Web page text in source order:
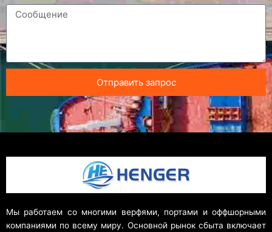
Отправить запрос
Мы работаем со многими верфями, портами и оффшорными
компаниями по всему миру. Основной рынок сбыта включает